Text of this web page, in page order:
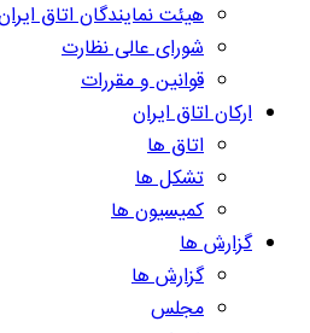
هیئت نمایندگان اتاق
شورای عالی نظارت
قوانین و مقررات
ارکان اتاق ایران
اتاق ها
تشکل ها
کمیسیون ها
گزارش ها
گزارش ها
مجلس